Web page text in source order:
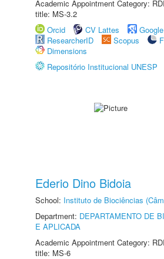
Academic Appointment Category:
title: MS-3.2
Orcid
CV Lattes
ResearcherID
Scopus
Dimensions
Repositório Institucional UNESP
Ederio Dino Bidoia
School: Instituto de Biociências
Department: DEPARTAMENTO DE
E APLICADA
Academic Appointment Category:
title: MS-6